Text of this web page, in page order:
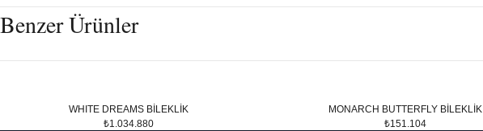
Benzer Ürünler
WHITE DREAMS BİLEKLİK
₺1.034.880
MONARCH BUTTERFLY BİLEKLİK
₺151.104